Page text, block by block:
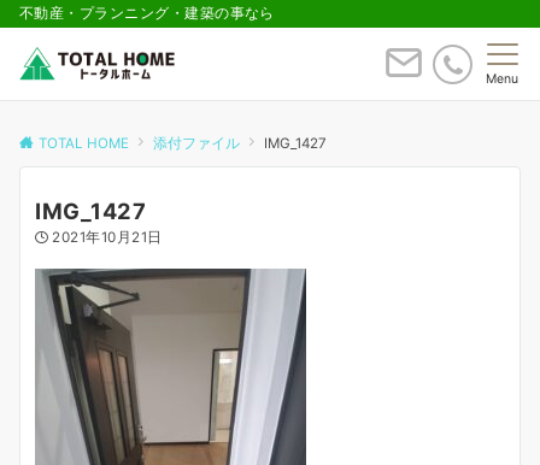
不動産・プランニング・建築の事なら
Menu
TOTAL HOME 添付ファイル IMG_1427
IMG_1427
2021年10月21日